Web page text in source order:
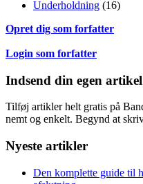
Underholdning (16)
Opret dig som forfatter
Login som forfatter
Indsend din egen artikel
Tilføj artikler helt gratis på
nemt og enkelt. Begynd at
Nyeste artikler
Den komplette guide til